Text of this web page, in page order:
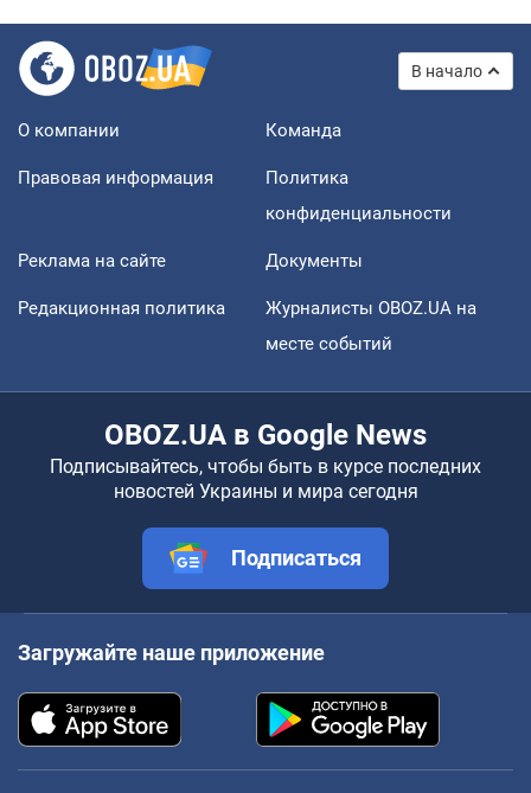
В начало
О компании Команда
Правовая информация
Политика
конфиденциальности
Реклама на сайте Документы
Редакционная политика
Журналисты OBOZ.UA на
месте событий
OBOZ.UA в Google News
Подписывайтесь, чтобы быть в курсе последних
новостей Украины и мира сегодня
Подписаться
Загружайте наше приложение